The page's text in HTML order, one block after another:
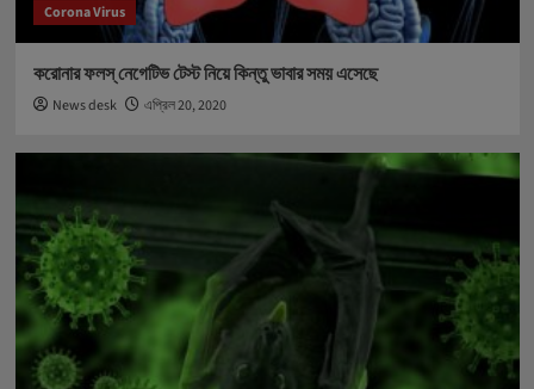
Corona Virus
করোনার ফলস্ নেগেটিভ টেস্ট নিয়ে কিন্তু ভাবার সময় এসেছে
News desk এপ্রিল 20, 2020